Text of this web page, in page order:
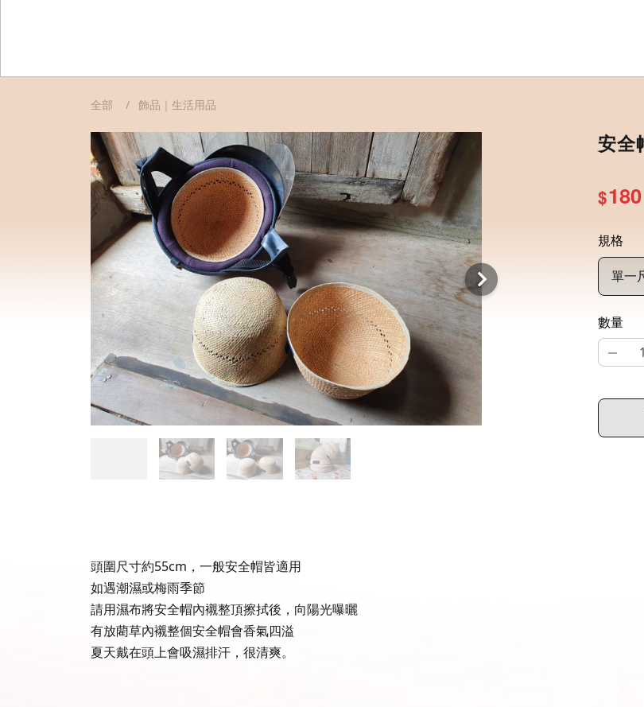
安全
$180
規格
單一
數量
–
頭圍尺寸約55cm，一般安全帽皆適用
如遇潮濕或梅雨季節
請用濕布將安全帽內襯整頂擦拭後，向陽光曝曬
有放藺草內襯整個安全帽會香氣四溢
夏天戴在頭上會吸濕排汗，很清爽。
全部 飾品｜生活用品